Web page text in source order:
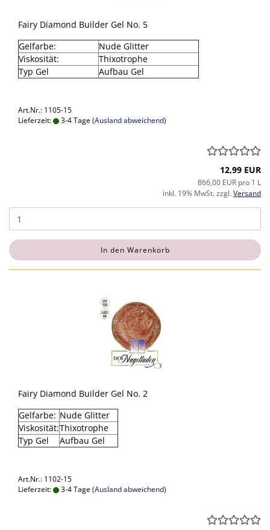
Fairy Diamond Builder Gel No. 5
Gelfarbe:
Nude Glitter
Viskosität:
Thixotrophe
Typ Gel
Aufbau Gel
Art.Nr.: 1105-15
Lieferzeit:
3-4 Tage(Ausland abweichend)
12,99 EUR
866,00 EUR pro 1 L
inkl. 19% MwSt. zzgl.Versand
In den Warenkorb
Fairy Diamond Builder Gel No. 2
Gelfarbe: Nude Glitter
Viskosität:Thixotrophe
Typ Gel
Aufbau Gel
Art.Nr.: 1102-15
Lieferzeit:
3-4 Tage(Ausland abweichend)